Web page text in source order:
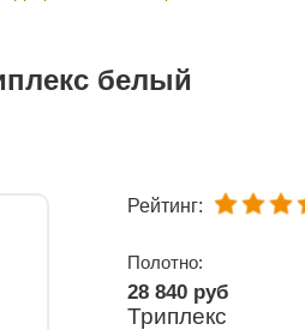
белый
Рейтинг:
Полотно:
28 840 руб
Триплекс